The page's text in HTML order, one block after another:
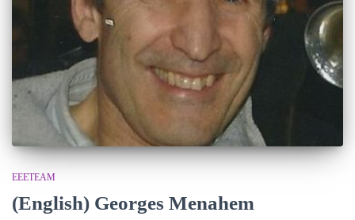
EEETEAM
(English) Georges Menahem